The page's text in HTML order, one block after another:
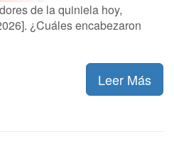
de la quiniela hoy,
¿Cuáles encabezaron
Leer Más